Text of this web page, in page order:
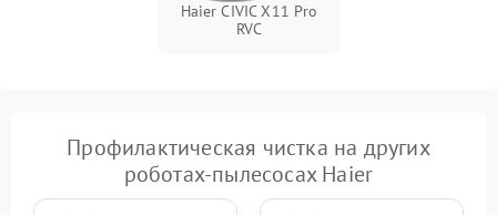
Haier CIVIC X11 Pro
RVC
Профилактическая чистка на других
роботах-пылесосах Haier